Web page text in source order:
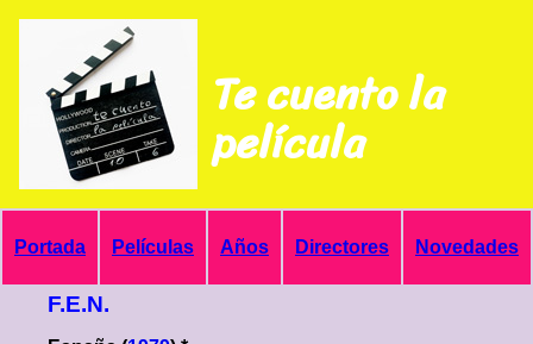
Te cuento la
película
Portada Películas Años Directores Novedades
F.E.N.